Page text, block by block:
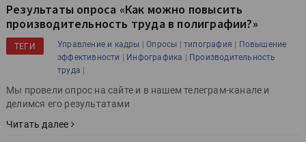
Результаты опроса «Как можно повысить
производительность труда в полиграфии?»
ТЕГИ Управление и кадры |Опросы |типография | Повышение
эффективности | Инфографика | Производительность
труда |
Мы провели опрос на сайте и в нашем телеграм-канале и
делимся его результатами
Читать далее